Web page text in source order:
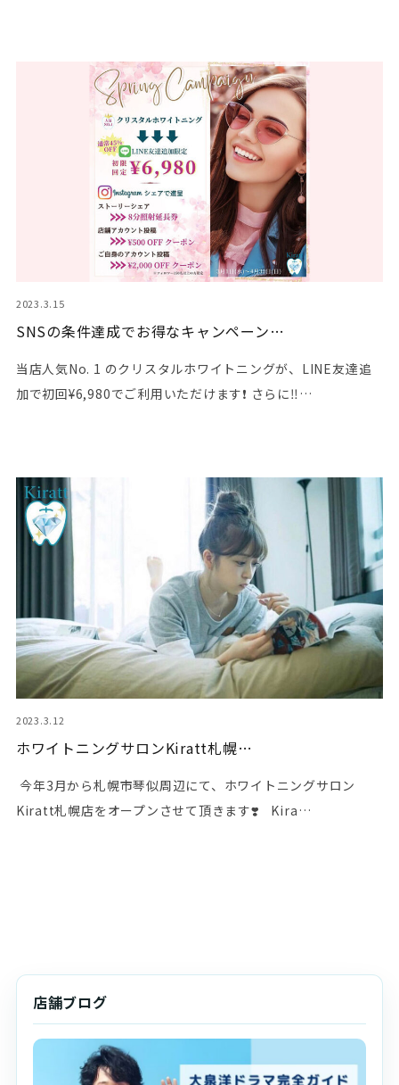
2023.3.15
SNSの条件達成でお得なキャンペーン…
当店人気No. 1 のクリスタルホワイトニングが、LINE友達追
加で初回¥6,980でご利用いただけます❗️ さらに‼️…
2023.3.12
ホワイトニングサロンKiratt札幌…
⁡ 今年3月から札幌市琴似周辺にて、ホワイトニングサロン
Kiratt札幌店をオープンさせて頂きます❣️ ⁡ ⁡ Kira…
店舗ブログ